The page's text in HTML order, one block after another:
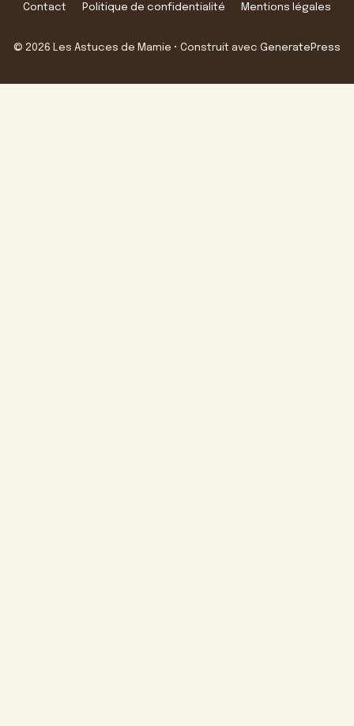
Contact Politique de confidentialité Mentions légales
© 2026 Les Astuces de Mamie • Construit avec GeneratePress